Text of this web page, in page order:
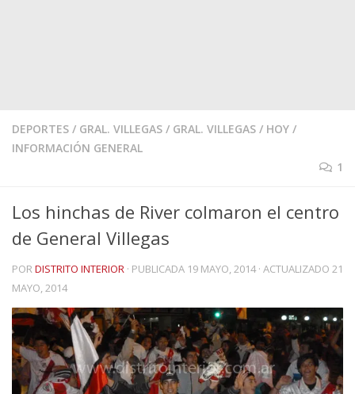
DEPORTES / GRAL. VILLEGAS / GRAL. VILLEGAS / HOY /
INFORMACIÓN GENERAL
1
Los hinchas de River colmaron el centro
de General Villegas
PORDISTRITO INTERIOR · PUBLICADA 19 MAYO, 2014· ACTUALIZADO 21
MAYO, 2014